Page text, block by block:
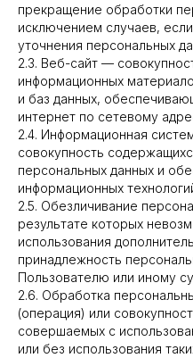
прекращение обработки
исключением случаев,
уточнения персональных
2.3. Веб-сайт —
информационных
и баз данных,
интернет по сетевому
2.4. Информационная
совокупность
персональных данных и
информационных
2.5. Обезличивание
результате которых
использования
принадлежность
Пользователю или иному
2.6. Обработка
(операция) или
совершаемых с
или без использования